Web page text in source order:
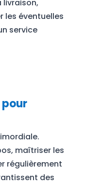
livraison,
les éventuelles
service
maîtriser les
régulièrement
des